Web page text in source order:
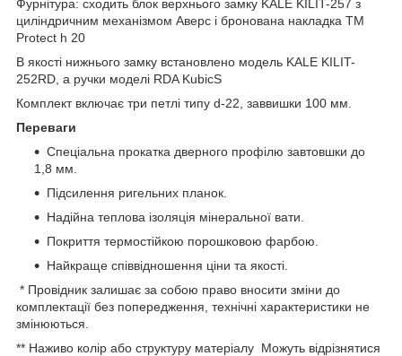
Фурнітура: сходить блок верхнього замку KALE KILIT-257 з
циліндричним механізмом Аверс і бронована накладка ТМ
Protect h 20
В якості нижнього замку встановлено модель KALE KILIT-
252RD, а ручки моделі RDA KubicS
Комплект включає три петлі типу d-22, заввишки 100 мм.
Переваги
Спеціальна прокатка дверного профілю завтовшки до
1,8 мм.
Підсилення ригельних планок.
Надійна теплова ізоляція мінеральної вати.
Покриття термостійкою порошковою фарбою.
Найкраще співвідношення ціни та якості.
* Провідник залишає за собою право вносити зміни до
комплектації без попередження, технічні характеристики не
змінюються.
** Наживо колір або структуру матеріалу Можуть відрізнятися